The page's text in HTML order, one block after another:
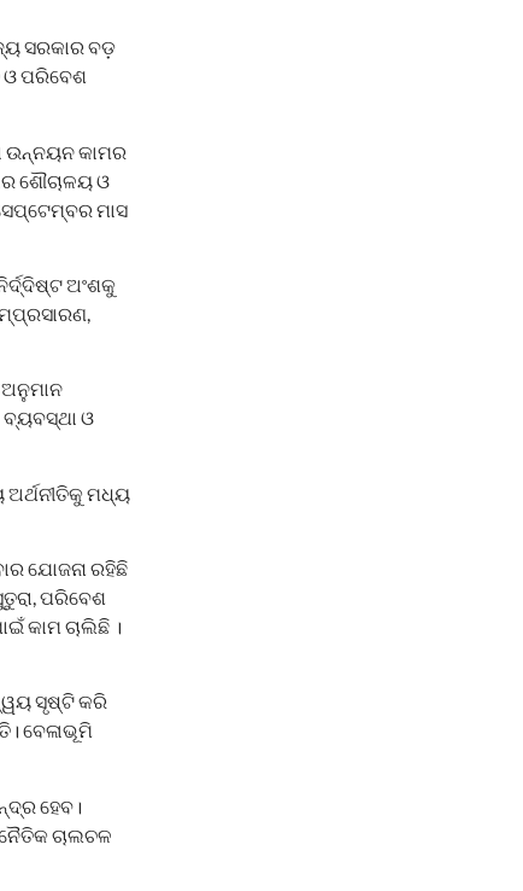
ସରକାର ବଡ଼
ଓ ପରିବେଶ
ଉନ୍ନୟନ କାମର
ଶୌଚାଳୟ ଓ
ମାସ
ଅଂଶକୁ
ବ୍ୟବସ୍ଥା ଓ
ଅର୍ଥନୀତିକୁ ମଧ୍ୟ
ଯୋଜନା ରହିଛି
ପରିବେଶ
କାମ ଚାଲିଛି ।
ସୃଷ୍ଟି କରି
ବେଳାଭୂମି
ହେବ।
ଚାଲଚଳ